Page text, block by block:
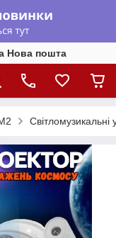
Нова пошта
Світломузикальні